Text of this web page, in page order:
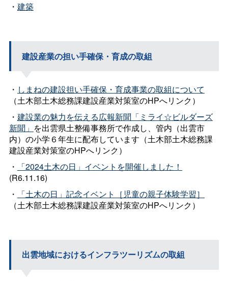
・ 建築
建設産業の担い手確保・育成の取組
・ しまねの建設担い手確保・育成事業の取組について
（土木部土木総務課建設産業対策室のHPへリンク）
・ 建設業の魅力を伝える広報新聞「ミライ☆ビルダーズ
新聞」 を出雲県土整備事務所で作成し、管内（出雲市
内）の小学６年生に配布しています（土木部土木総務課
建設産業対策室のHPへリンク）
・
「2024土木の日」イベントを開催しました！
(R6.11.16)
・
「土木の日」記念イベント［児童の親子体験学習］
（土木部土木総務課建設産業対策室のHPへリンク）
出雲地域におけるインフラツーリズムの取組